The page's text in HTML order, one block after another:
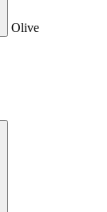
Olive